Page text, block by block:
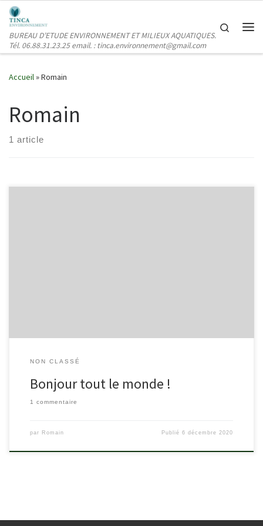
Passer au contenu
BUREAU D’ETUDE ENVIRONNEMENT ET MILIEUX AQUATIQUES.
Tél. 06.88.31.23.25 email. : tinca.environnement@gmail.com
Search
Accueil»Romain
Romain
1 article
NON CLASSÉ
Bonjour tout le monde !
1 commentaire
par Romain Publié6 décembre 2020